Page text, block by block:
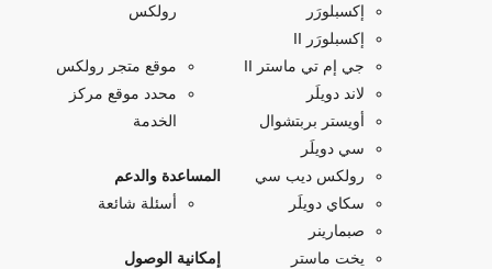
إكسبلورَر
إكسبلورَر II
جي إم تي ماستر II
لاند دويلَر
أويستر بربتشوال
سي دويلَر
رولكس ديب سي
سكاي دويلَر
صبمارينر
يخت ماستر
رولكس
موقع متجر رولكس
محدد موقع مركز
الخدمة
المساعدة والدعم
أسئلة شائعة
إمكانية الوصول